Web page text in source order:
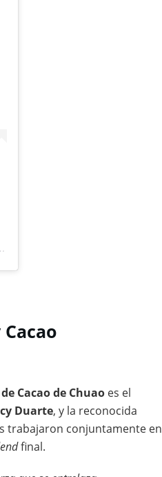
Cacao de Chuao es el
Duarte, y la reconocida
trabajaron conjuntamente en
final.